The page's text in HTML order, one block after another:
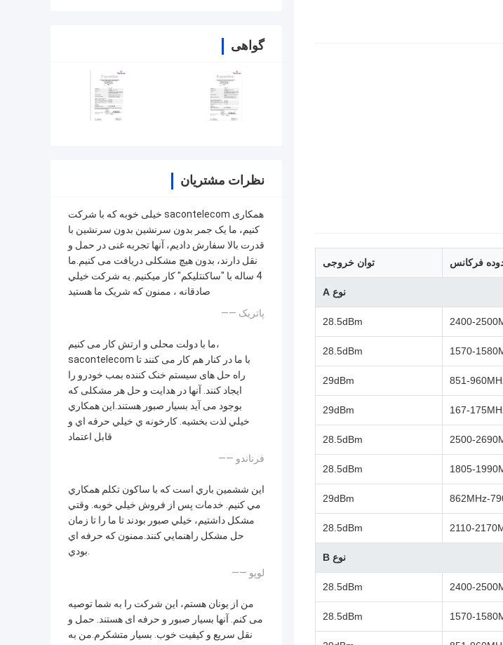
گواهی
نظرات مشتریان
خیلی خوبه که با شرکت sacontelecom همکاری
کنیم، ما یک جمر بدون سرنشین بدون سرنشین با
قدرت بالا سفارش دادیم، آنها تجربه غنی در حمل و
نقل دارند، بدون هیچ مشکلی دریافت می کنیم.ما
4 ساله با "ساکنتليکم" کار ميکنيم. يه شرکت خيلي
صادقانه ، ممنون که شريک ما هستيد
—— پاتريک
ما با دولت محلی و ارتش کار می کنیم،
sacontelecom با ما در کنار هم کار می کنند تا
راه حل های سیستم خنک کننده بمب خودرو را
ایجاد کنند. آنها در هدایت و حل هر مشکلی که
بوجود می آید بسیار صبور هستند.اين همکاري
خيلي لذت بخشيه. کارخونه ي خيلي حرفه اي و
قابل اعتماد
—— فرناندو
اين ششمين باري است که با ساكون تكلم همکاري
مي كنيم. خدمات پس از فروش خيلي خوبه. وقتي
مشكل داشتيم، خيلي صبور بودند تا ما را تا زمان
حل مشكل راهنمايي كنند.ممنون که حرفه اي
بودي.
—— لوپو
من از یونان هستم، این شرکت را به شما توصیه
می کنم. آنها بسیار صبور و حرفه ای هستند. حمل و
نقل سریع و کیفیت خوب. بسیار متشکرم.من به
فرکانس توان خروجی
نوع A
2400-
28.5dBm
1570-
28.5dBm
851-
29dBm
167-
29dBm
2500-
28.5dBm
1805-
28.5dBm
29dBm
2110-
28.5dBm
نوع B
2400-
28.5dBm
1570-
28.5dBm